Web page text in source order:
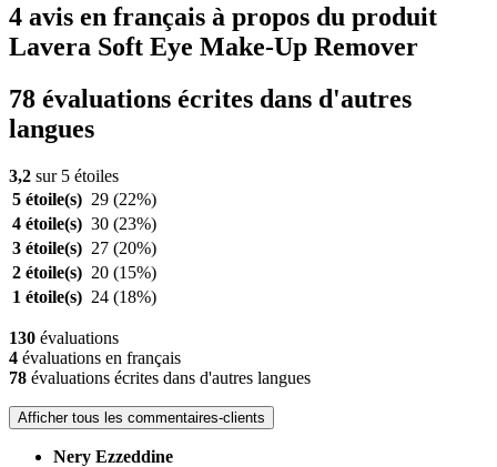
4 avis en français à propos du produit
Lavera Soft Eye Make-Up Remover
78 évaluations écrites dans d'autres
langues
3,2 sur 5 étoiles
5 étoile(s) 29 (22%)
4 étoile(s) 30 (23%)
3 étoile(s) 27 (20%)
2 étoile(s) 20 (15%)
1 étoile(s) 24 (18%)
130 évaluations
4 évaluations en français
78 évaluations écrites dans d'autres langues
Afficher tous les commentaires-clients
Nery Ezzeddine